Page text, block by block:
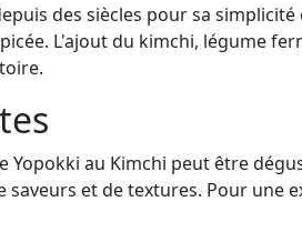
des siècles pour sa
L'ajout du kimchi, légume
Yopokki au Kimchi peut être
et de textures. Pour une